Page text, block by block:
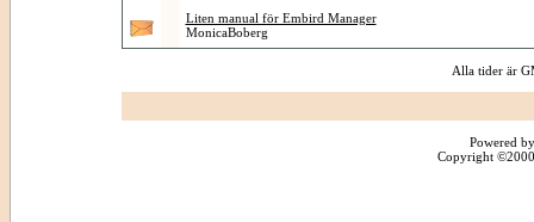
Liten manual för Embird Manager
MonicaBoberg
Alla tider är
Powered
Copyright